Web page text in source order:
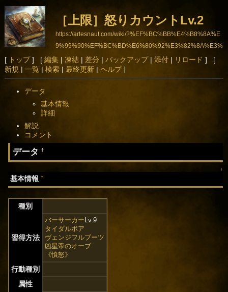
［上限］怒りカウントLv.2
https://artesnaut.com/wiki/?%EF%BC%BB%E4%B8%8A%E
9%99%90%EF%BC%BD%E6%80%92%E3%82%8A%E3%
82%AB%E3%82%A6%E3%83%B3%E3%83%88Lv.2
[ トップ] [ 編集| 凍結| 差分 | バックアップ| 添付| リロード ] [
新規 | 一覧 | 検索| 最終更新| ヘルプ]
データ
基本情報
詳細
解説
コメント
データ†
↑
基本情報†
種別
習得方法
バーサーカー Lv.9
タイダルボア
ヴェンジフルブーツ
凶星帝のオーブ
《憤怒》
行動種別
属性